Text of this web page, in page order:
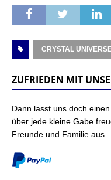
CRYSTAL
ZUFRIEDEN MIT
Dann lasst uns doch
über jede kleine Gabe
Freunde und Familie aus.